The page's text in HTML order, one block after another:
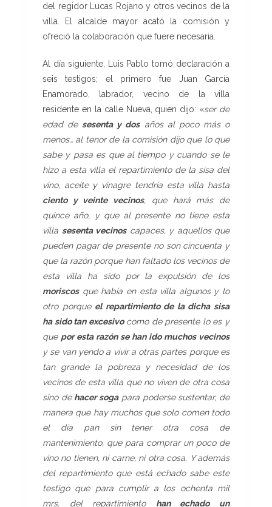
del regidor Lucas Rojano y otros vecinos de la
villa. El alcalde mayor acató la comisión y
ofreció la colaboración que fuere necesaria.
Al día siguiente, Luis Pablo tomó declaración a
seis testigos; el primero fue Juan García
Enamorado, labrador, vecino de la villa
residente en la calle Nueva, quien dijo: «ser de
edad desesenta y dosaños al poco más o
menos… al tenor de la comisión dijo que lo que
sabe y pasa es que al tiempo y cuando se le
hizo a esta villa el repartimiento de la sisa del
vino, aceite y vinagre tendría esta villa hasta
ciento y veinte vecinos, que hará más de
quince año, y que al presente no tiene esta
villa sesenta vecinoscapaces, y aquellos que
pueden pagar de presente no son cincuenta y
que la razón porque han faltado los vecinos de
esta villa ha sido por la expulsión de los
moriscosque había en esta villa algunos y lo
otro porque el repartimiento de la dicha sisa
ha sido tan excesivocomo de presente lo es y
que por esta razón se han ido muchos vecinos
y se van yendo a vivir a otras partes porque es
tan grande la pobreza y necesidad de los
vecinos de esta villa que no viven de otra cosa
sino de hacer sogapara poderse sustentar, de
manera que hay muchos que solo comen todo
el día pan sin tener otra cosa de
mantenimiento, que para comprar un poco de
vino no tienen, ni carne, ni otra cosa. Y además
del repartimiento que está echado sabe este
testigo que para cumplir a los ochenta mil
mrs. del repartimiento han echado un